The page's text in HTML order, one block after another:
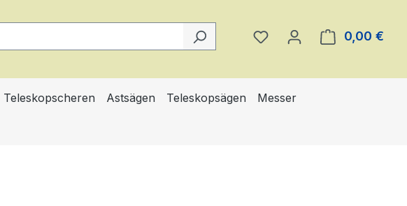
Du hast 0 Produkte auf
0,00 €
Teleskopscheren Astsägen Teleskopsägen
Messer